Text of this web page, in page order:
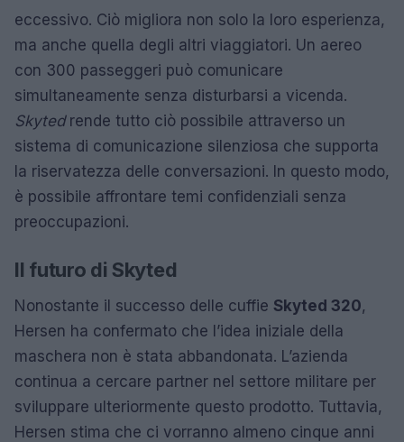
eccessivo. Ciò migliora non solo la loro esperienza,
ma anche quella degli altri viaggiatori. Un aereo
con 300 passeggeri può comunicare
simultaneamente senza disturbarsi a vicenda.
Skytedrende tutto ciò possibile attraverso un
sistema di comunicazione silenziosa che supporta
la riservatezza delle conversazioni. In questo modo,
è possibile affrontare temi confidenziali senza
preoccupazioni.
Il futuro di Skyted
Nonostante il successo delle cuffie Skyted 320,
Hersen ha confermato che l’idea iniziale della
maschera non è stata abbandonata. L’azienda
continua a cercare partner nel settore militare per
sviluppare ulteriormente questo prodotto. Tuttavia,
Hersen stima che ci vorranno almeno cinque anni